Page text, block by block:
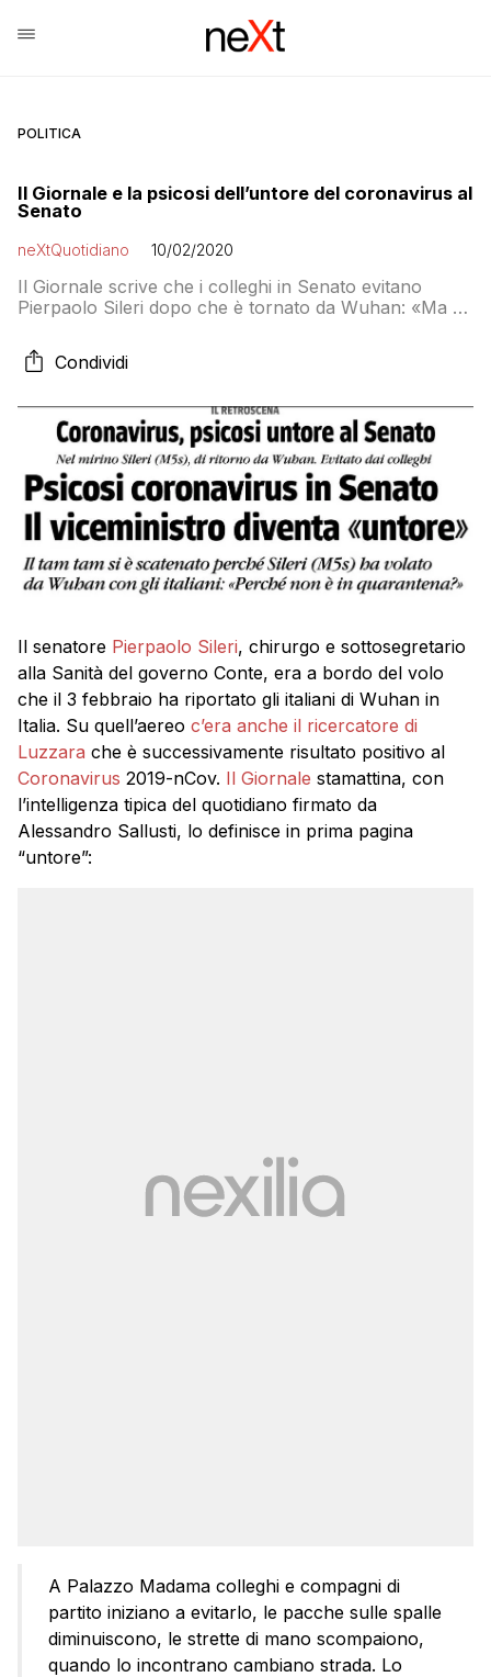
POLITICA
Il Giornale e la psicosi dell’untore del coronavirus al
Senato
neXtQuotidiano 10/02/2020
Il Giornale scrive che i colleghi in Senato evitano
Pierpaolo Sileri dopo che è tornato da Wuhan: «Ma se
coronavirus, come fa a non averlo anche lui?»
Condividi
Il senatore Pierpaolo Sileri, chirurgo e sottosegretario
alla Sanità del governo Conte, era a bordo del volo
che il 3 febbraio ha riportato gli italiani di Wuhan in
Italia. Su quell’aereo c’era anche il ricercatore di
Luzzara che è successivamente risultato positivo al
Coronavirus 2019-nCov. Il Giornale stamattina, con
l’intelligenza tipica del quotidiano firmato da
Alessandro Sallusti, lo definisce in prima pagina
“untore”:
A Palazzo Madama colleghi e compagni di
partito iniziano a evitarlo, le pacche sulle spalle
diminuiscono, le strette di mano scompaiono,
quando lo incontrano cambiano strada. Lo